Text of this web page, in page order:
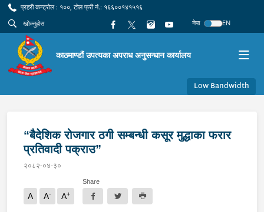
प्रहरी कन्ट्रोल : १००, टोल फ्री नं.: १६६००१४१५१६
नेपा
EN
काठमाण्डौं उपत्यका अपराध अनुसन्धान कार्यालय
Low Bandwidth
“बैदेशिक रोजगार ठगी सम्बन्धी कसूर मुद्धाका फरार
प्रतिवादी पक्राउ”
२०८२-०४-३०
A A- A+
Share